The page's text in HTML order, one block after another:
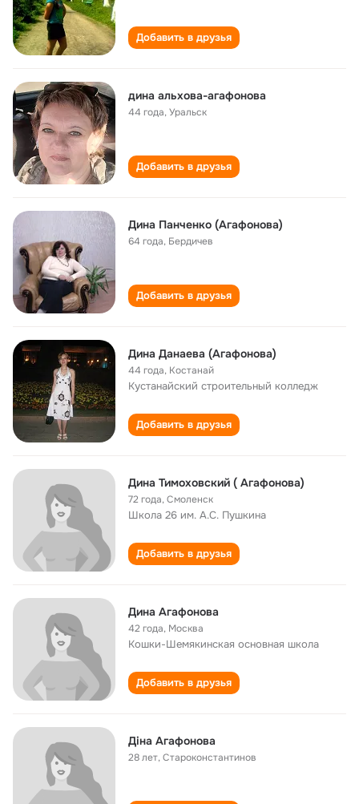
Добавить в друзья
дина альхова-агафонова
44 года,Уральск
Добавить в друзья
Дина Панченко (Агафонова)
64 года, Бердичев
Добавить в друзья
Дина Данаева (Агафонова)
44 года, Костанай
Кустанайский строительный колледж
Добавить в друзья
Дина Тимоховский ( Агафонова)
72 года,Смоленск
Школа 26 им. А.С. Пушкина
Добавить в друзья
Дина Агафонова
42 года, Москва
Кошки-Шемякинская основная школа
Добавить в друзья
Діна Агафонова
28 лет,Староконстантинов